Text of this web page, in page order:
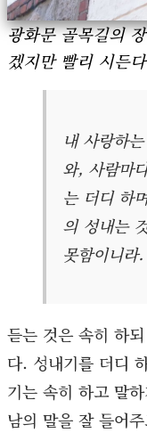
광화문 골목길의
겠지만 빨리 시든
내 사랑하
와, 사람마
는 더디 하
의 성내는
못함이니
듣는 것은 속히 하
다. 성내기를 더디
기는 속히 하고 말
남의 말을 잘 들어